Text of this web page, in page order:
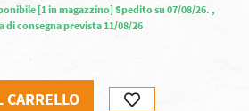
[1 in magazzino] Spedito su 07/08/26. ,
di consegna prevista 11/08/26
CARRELLO